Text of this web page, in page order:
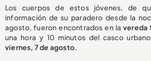
Los cuerpos de estos jóvenes, de
información de su paradero desde la
agosto, fueron encontrados en la vereda
una hora y 10 minutos del casco
viernes, 7 de agosto.